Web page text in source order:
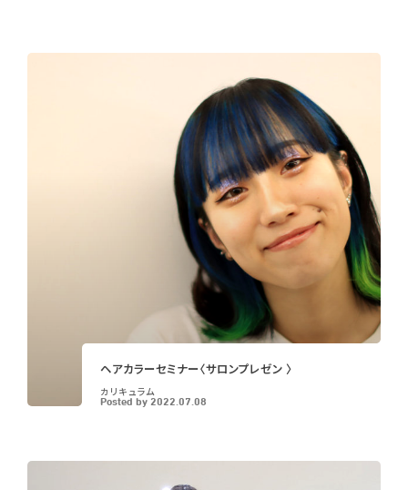
ヘアカラーセミナー〈サロンプレゼン 〉
Posted by 2022.07.08
カリキュラム